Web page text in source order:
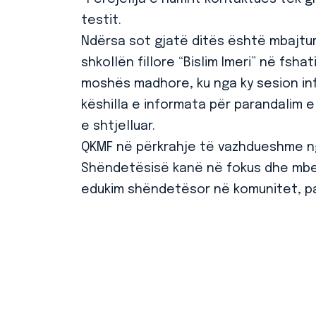
testit.
Ndërsa sot gjatë ditës është
shkollën fillore “Bislim Imeri” në
moshës madhore, ku nga ky sesion
këshilla e informata për parandalim
e shtjelluar.
QKMF në përkrahje të vazhdueshme
Shëndetësisë kanë në fokus dhe
edukim shëndetësor në komunitet,